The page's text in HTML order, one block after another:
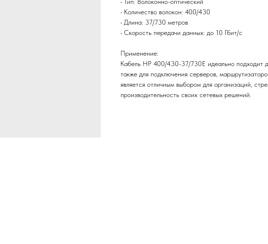
• Количество волокон: 400/430
• Длина: 37/730 метров
• Скорость передачи данных: до 10 Гбит/с
Применение:
Кабель HP 400/430-37/730E идеально подходит
также для подключения серверов,
является отличным выбором для организаций,
производительность своих сетевых решений.